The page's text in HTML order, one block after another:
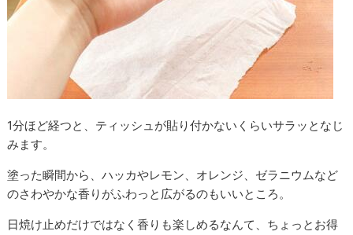
1分ほど経つと、ティッシュが貼り付かないくらいサラッとなじ
みます。
塗った瞬間から、ハッカやレモン、オレンジ、ゼラニウムなど
のさわやかな香りがふわっと広がるのもいいところ。
日焼け止めだけではなく香りも楽しめるなんて、ちょっとお得